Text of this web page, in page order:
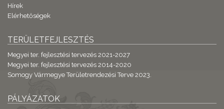
Hírek
Elérhetőségek
TERÜLETFEJLESZTÉS
Megyei ter. fejlesztési tervezés 2021-2027
Megyei ter. fejlesztési tervezés 2014-2020
Somogy Vármegye Területrendezési Terve 2023.
PÁLYÁZATOK